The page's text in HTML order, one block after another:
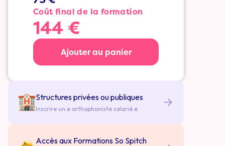
Coût final de la formation
144 €
Ajouter au panier
Structures privées ou publiques
Inscrire un.e orthophoniste salarié.e
Accès aux Formations So Spitch